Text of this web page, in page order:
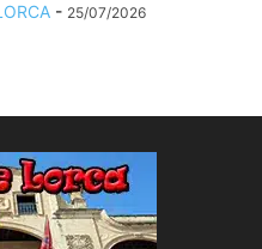
- 25/07/2026